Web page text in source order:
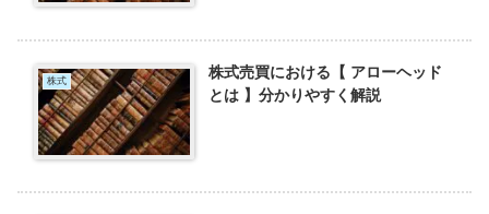
株式
株式売買における【 アローヘッド
とは 】分かりやすく解説